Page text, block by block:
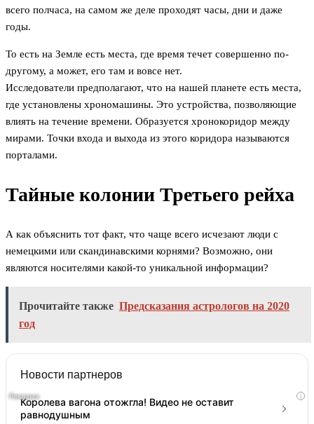
всего полчаса, на самом же деле проходят часы, дни и даже
годы.
То есть на Земле есть места, где время течет совершенно по-
другому, а может, его там и вовсе нет.
Исследователи предполагают, что на нашей планете есть места,
где установлены хрономашины. Это устройства, позволяющие
влиять на течение времени. Образуется хронокоридор между
мирами. Точки входа и выхода из этого коридора называются
порталами.
Тайные колонии Третьего рейха
А как объяснить тот факт, что чаще всего исчезают люди с
немецкими или скандинавскими корнями? Возможно, они
являются носителями какой-то уникальной информации?
Прочитайте также Предсказания астрологов на 2020
год
Новости партнеров
i
Королева вагона отожгла! Видео не оставит
равнодушным